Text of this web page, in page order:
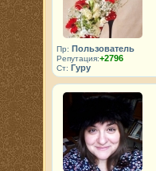
Пр: Пользователь
Репутация:+2796
Ст: Гуру